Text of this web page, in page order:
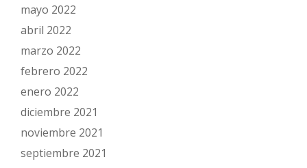
mayo 2022
abril 2022
marzo 2022
febrero 2022
enero 2022
diciembre 2021
noviembre 2021
septiembre 2021